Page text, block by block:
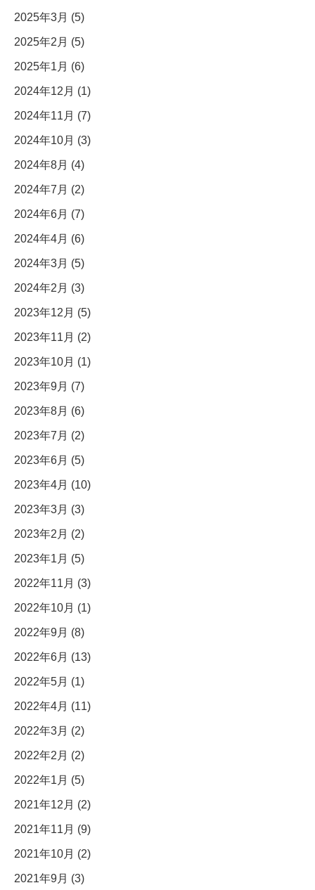
2025年3月 (5)
2025年2月 (5)
2025年1月 (6)
2024年12月 (1)
2024年11月 (7)
2024年10月 (3)
2024年8月 (4)
2024年7月 (2)
2024年6月 (7)
2024年4月 (6)
2024年3月 (5)
2024年2月 (3)
2023年12月 (5)
2023年11月 (2)
2023年10月 (1)
2023年9月 (7)
2023年8月 (6)
2023年7月 (2)
2023年6月 (5)
2023年4月 (10)
2023年3月 (3)
2023年2月 (2)
2023年1月 (5)
2022年11月 (3)
2022年10月 (1)
2022年9月 (8)
2022年6月 (13)
2022年5月 (1)
2022年4月 (11)
2022年3月 (2)
2022年2月 (2)
2022年1月 (5)
2021年12月 (2)
2021年11月 (9)
2021年10月 (2)
2021年9月 (3)